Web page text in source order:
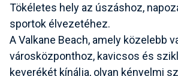
Tökéletes hely az úszáshoz,
sportok élvezetéhez.
A Valkane Beach, amely közelebb
városközponthoz, kavicsos és
keverékét kínálja, olyan kényelmi